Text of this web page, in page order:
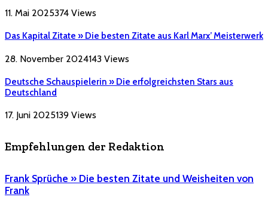
11. Mai 2025374 Views
Das Kapital Zitate » Die besten Zitate aus Karl Marx’ Meisterwerk
28. November 2024143 Views
Deutsche Schauspielerin » Die erfolgreichsten Stars aus
Deutschland
17. Juni 2025139 Views
Empfehlungen der Redaktion
Frank Sprüche » Die besten Zitate und Weisheiten von
Frank